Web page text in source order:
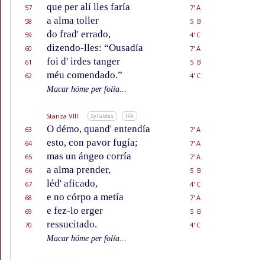
57
que per alí lles faría
7' A
58
a alma toller
5 B
59
do frad' errado,
4' C
60
dizendo-lles: “Ousadía
7' A
61
foi d' irdes tanger
5 B
62
méu comendado.”
4' C
Macar hóme per folía...
Stanza VIII Syllables IPA
63 O démo, quand' entendía
7' A
64
esto, con pavor fugía;
7' A
65
mas un ángeo corría
7' A
66
a alma prender,
5 B
67
léd' aficado,
4' C
68
e no córpo a metía
7' A
69
e fez-lo erger
5 B
70
ressucitado.
4' C
Macar hóme per folía...